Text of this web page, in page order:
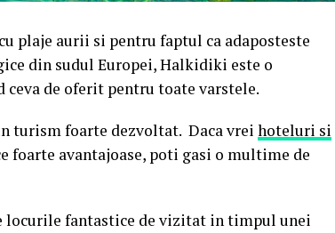
plaje aurii si pentru faptul ca adaposteste
din sudul Europei, Halkidiki este o
de oferit pentru toate varstele.
turism foarte dezvoltat. Daca vrei hoteluri si
foarte avantajoase, poti gasi o multime de
fantastice de vizitat in timpul unei